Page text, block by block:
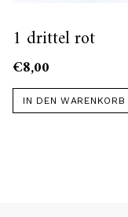
1 drittel rot
€8,00
IN DEN WARENKORB